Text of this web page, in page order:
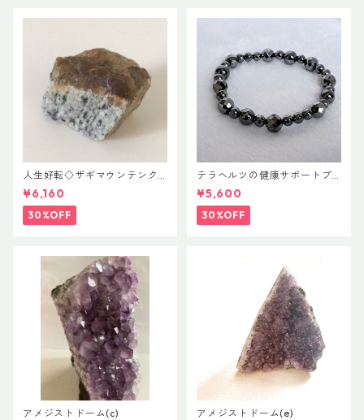
人生好転◇ザギマウンテンク
ォーツ
¥6,160
30%OFF
テラヘルツの健康サポートブ
レス
¥5,600
30%OFF
アメジストドーム(c) アメジストドーム(e)